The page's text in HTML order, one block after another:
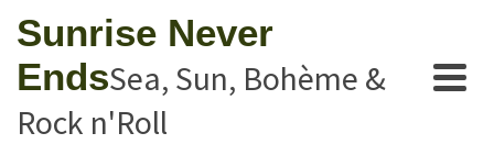
Sunrise Never
EndsSea, Sun, Bohème &
Rock n'Roll